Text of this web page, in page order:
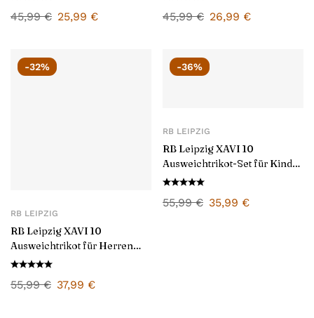
45,99€ 25,99 € 45,99€ 26,99 €
-32%
RB LEIPZIG
RB Leipzig XAVI 10
Ausweichtrikot für Herren
2024/25
55,99€ 37,99 €
-36%
RB LEIPZIG
RB Leipzig XAVI 10
Ausweichtrikot-Set für Kinder
2024/25
55,99€ 35,99 €